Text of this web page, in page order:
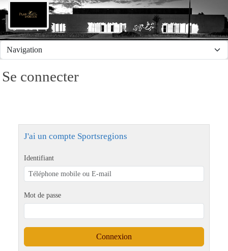
Se connecter
J'ai un compte Sportsregions
Identifiant
Mot de passe
Connexion
Panneau de gestion des cookies